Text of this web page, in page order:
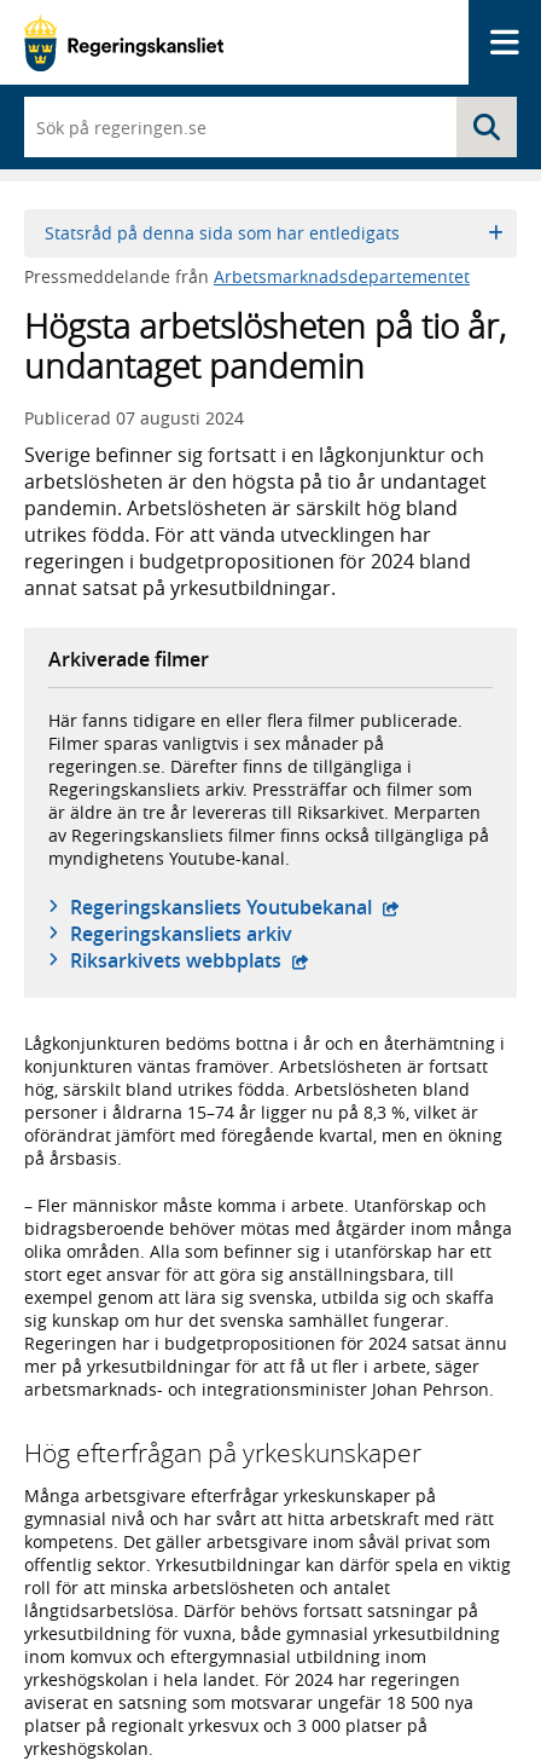
du
börjar
skriva
framträder
lista
med
sökförslag
Statsråd på denna sida som har entledigats
Pressmeddelande från Arbetsmarknadsdepartementet
Högsta arbetslösheten på tio år,
undantaget pandemin
Publicerad 07 augusti 2024
Sverige befinner sig fortsatt i en lågkonjunktur och
arbetslösheten är den högsta på tio år undantaget
pandemin. Arbetslösheten är särskilt hög bland
utrikes födda. För att vända utvecklingen har
regeringen i budgetpropositionen för 2024 bland
annat satsat på yrkesutbildningar.
Arkiverade filmer
Här fanns tidigare en eller flera filmer publicerade.
Filmer sparas vanligtvis i sex månader på
regeringen.se. Därefter finns de tillgängliga i
Regeringskansliets arkiv. Pressträffar och filmer som
är äldre än tre år levereras till Riksarkivet. Merparten
av Regeringskansliets filmer finns också tillgängliga på
myndighetens Youtube-kanal.
Regeringskansliets Youtubekanal - extern
Regeringskansliets arkiv
Riksarkivets webbplats - extern webbplats,
Lågkonjunkturen bedöms bottna i år och en återhämtning i
konjunkturen väntas framöver. Arbetslösheten är fortsatt
hög, särskilt bland utrikes födda. Arbetslösheten bland
personer i åldrarna 15–74 år ligger nu på 8,3 %, vilket är
oförändrat jämfört med föregående kvartal, men en ökning
på årsbasis.
– Fler människor måste komma i arbete. Utanförskap och
bidragsberoende behöver mötas med åtgärder inom många
olika områden. Alla som befinner sig i utanförskap har ett
stort eget ansvar för att göra sig anställningsbara, till
exempel genom att lära sig svenska, utbilda sig och skaffa
sig kunskap om hur det svenska samhället fungerar.
Regeringen har i budgetpropositionen för 2024 satsat ännu
mer på yrkesutbildningar för att få ut fler i arbete, säger
arbetsmarknads- och integrationsminister Johan Pehrson.
Hög efterfrågan på yrkeskunskaper
Många arbetsgivare efterfrågar yrkeskunskaper på
gymnasial nivå och har svårt att hitta arbetskraft med rätt
kompetens. Det gäller arbetsgivare inom såväl privat som
offentlig sektor. Yrkesutbildningar kan därför spela en viktig
roll för att minska arbetslösheten och antalet
långtidsarbetslösa. Därför behövs fortsatt satsningar på
yrkesutbildning för vuxna, både gymnasial yrkesutbildning
inom komvux och eftergymnasial utbildning inom
yrkeshögskolan i hela landet. För 2024 har regeringen
aviserat en satsning som motsvarar ungefär 18 500 nya
platser på regionalt yrkesvux och 3 000 platser på
yrkeshögskolan.